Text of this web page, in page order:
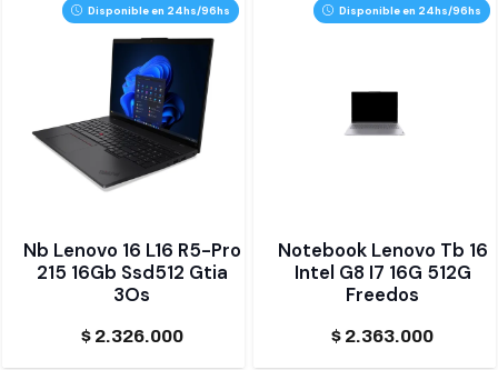
Disponible en 24hs/96hs
Nb Lenovo 16 L16 R5-Pro
215 16Gb Ssd512 Gtia
3Os
$2.326.000
Disponible en 24hs/96hs
Notebook Lenovo Tb 16
Intel G8 I7 16G 512G
Freedos
$ 2.363.000